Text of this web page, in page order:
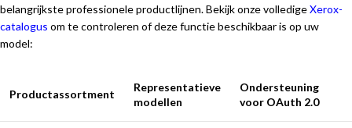
belangrijkste professionele productlijnen. Bekijk onze volledigeXerox-
catalogus om te controleren of deze functie beschikbaar is op uw
model:
Productassortment
Representatieve
modellen
Ondersteuning
voor OAuth 2.0